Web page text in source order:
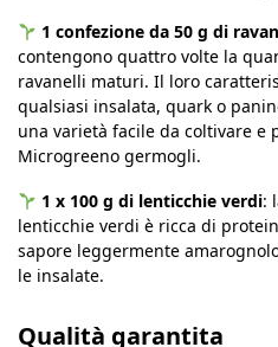
1 confezione da 50 g di
contengono quattro volte la
ravanelli maturi. Il loro
qualsiasi insalata, quark o
una varietà facile da coltivare e
Microgreeno germogli.
1 x 100 g di lenticchie verdi:
lenticchie verdi è ricca di
sapore leggermente
le insalate.
Qualità garantita